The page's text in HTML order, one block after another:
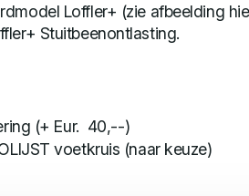
Loffler+ (zie afbeelding
Stuitbeenontlasting.
(+ Eur. 40,--)
voetkruis (naar keuze)